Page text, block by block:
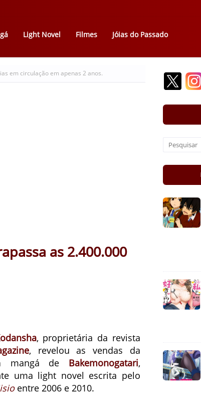
Light Novel Filmes Jóias do Passado
em circulação em apenas 2 anos.
as 2.400.000
, proprietária da revista
, revelou as vendas da
mangá de Bakemonogatari,
uma light novel escrita pelo
entre 2006 e 2010.